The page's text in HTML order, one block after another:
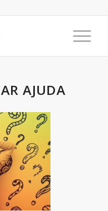
AJUDA